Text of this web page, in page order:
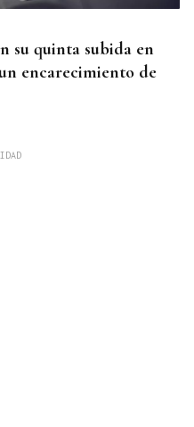
su quinta subida en
encarecimiento de